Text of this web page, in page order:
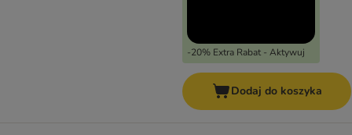
-20% Extra Rabat - Aktywuj
Dodaj do koszyka